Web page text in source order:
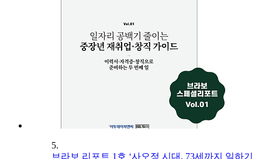
5.
브라보 리포트 1호 ‘사오정 시대, 73세까지 일하기